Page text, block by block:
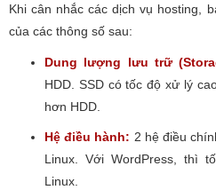
Khi cân nhắc các dịch vụ hosting,
của các thông số sau:
Dung lượng lưu trữ
HDD. SSD có tốc độ xử lý
hơn HDD.
Hệ điều hành: 2 hệ điều
Linux. Với WordPress, thì
Linux.